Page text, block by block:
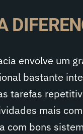
envolve um
bastante
tarefas
mais
com bons